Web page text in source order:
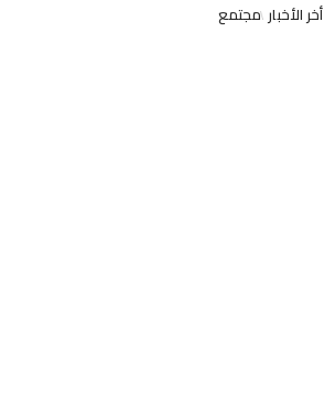
أخر الأخبار مجتمع